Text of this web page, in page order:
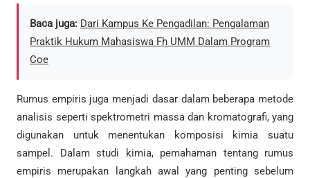
Baca juga: Dari Kampus Ke Pengadilan: Pengalaman
Praktik Hukum Mahasiswa Fh UMM Dalam Program
Coe
Rumus empiris juga menjadi dasar dalam beberapa metode
analisis seperti spektrometri massa dan kromatografi, yang
digunakan untuk menentukan komposisi kimia suatu
sampel. Dalam studi kimia, pemahaman tentang rumus
empiris merupakan langkah awal yang penting sebelum